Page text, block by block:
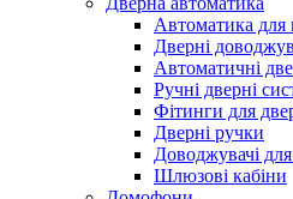
Автоматика для
Дверні
Автоматичні
Ручні дверні
Фітинги для
Дверні ручки
Доводжувачі
Шлюзові кабіни